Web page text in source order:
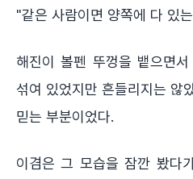
"같은 사람이면 양쪽에 다 있
해진이 볼펜 뚜껑을 뱉으면
섞여 있었지만 흔들리지는 않
믿는 부분이었다.
이겸은 그 모습을 잠깐 봤다